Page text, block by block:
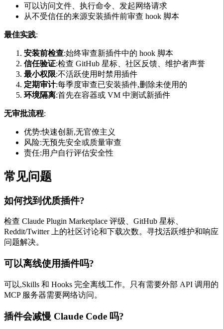
可以访问文件、执行命令、发起网络请求
从不受信任的来源安装插件前审查 hook 脚本
最佳实践:
安装前检查:始终审查新插件中的 hook 脚本
信任验证:检查 GitHub 星标、社区反馈、维护者声誉
最小权限:不活跃使用时禁用插件
定期审计:每季度审查已安装插件,删除未使用的
环境隔离:首先在容器或 VM 中测试新插件
无审批流程:
优势:快速创新,无官僚主义
风险:无预先安全或质量审查
责任:用户自行评估安全性
常见问题
如何找到优质插件?
检查 Claude Plugin Marketplace 评级、GitHub 星标、
Reddit/Twitter 上的社区讨论和下载次数。寻找活跃维护和响应
问题解决。
可以离线使用插件吗?
可以,Skills 和 Hooks 完全离线工作。只有需要外部 API 调用的
MCP 服务器需要网络访问。
插件会减慢 Claude Code 吗?